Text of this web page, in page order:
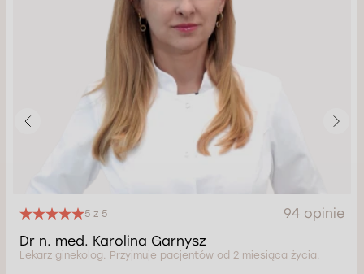
5 z 5
94 opinie
Dr n. med. Karolina Garnysz
Lekarz ginekolog. Przyjmuje pacjentów od 2 miesiąca życia.